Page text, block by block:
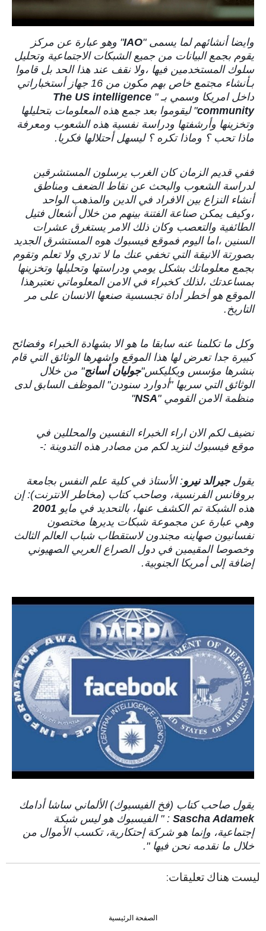
وايضا أنشائهم لما يسمى "IAO" وهو عبارة عن مركز
يقوم بجمع البيانات من جميع الشبكات الاجتماعية وتحليل
سلوك المستخدمين فيها ،ولا نقف عند هذا الحد بل قاموا
بـأنشاء مجتمع خاص بهم مكون من 16 جهاز أستخباراتي
داخل امريكا وسمي بـ " The US intelligence
community" ليقوموا بعد جمع هذه المعلومات بتحليلها
وتخزينها وأرشفتها ودراسة نفسية هذه الشعوب ومعرفة
ماذا تحب ؟ وماذا تكره ؟ ليسهل أحتلالها فكريا.
ففي قديم الزمان كان الغرب يرسلون المستشرقين
لدراسة الشعوب والبحث عن نقاط الضعف ومناطق
أنشاء النزاع بين الافراد في الدين والمذهب الواحد
،وكيف يمكن صناعة الفتنة بينهم من خلال أشعال فتيل
الطائفية والتعصب وكان ذلك الامر يستغرق عشرات
السنين ،اما اليوم فموقع فيسبوك هوه المستشرق الجديد
بصورتة الانيقة التي تخفي عنك ما لا تدري ولا تعلم وتقوم
بجمع معلوماتك بشكل يومي ودراستها وتحليلها وتخزينها
بمساعدتك ،لذلك كخبراء في الامن المعلوماتي نعتبرهذا
الموقع هو أخطر أداة تجسسية صنعها الانسان على مر
التاريخ.
وكل ما تكلمنا عنه سابقا ما هو الا بشهادة الخبراء وفضائح
كبيرة جدا تعرض لها هذا الموقع واشهرها الوثائق التي قام
بنشرها مؤسس ويكليكس"جوليان أسانج" من خلال
الوثائق التي سربها "أدوارد سنودن" الموظف السابق لدى
منظمة الامن القومي "NSA
"
نضيف لكم الان اراء الخبراء النفسين والمحللين في
موقع فيسبوك لنزيد لكم من مصادر هذه التدوينة :-
يقولجيرالد نيرو: الأستاذ في كلية علم النفس بجامعة
بروفانس الفرنسية، وصاحب كتاب (مخاطر الانترنت): إن
هذه الشبكة تم الكشف عنها، بالتحديد في مايو 2001
وهي عبارة عن مجموعة شبكات يديرها مختصون
نفسانيون صهاينه مجندون لاستقطاب شباب العالم الثالث
وخصوصا المقيمين في دول الصراع العربي الصهيوني
إضافة إلى أمريكا الجنوبية.
يقول صاحب كتاب (فخ الفيسبوك) الألماني ساشا أدامك
Sascha Adamek : " الفيسبوك هو ليس شبكة
إجتماعية، وإنما هو شركة إحتكارية، تكسب الأموال من
خلال ما نقدمه نحن فيها ".
ليست هناك تعليقات:
الصفحة الرئيسية